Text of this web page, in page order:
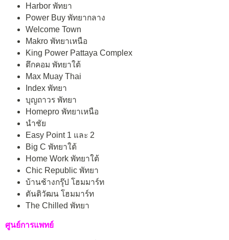
Harbor พัทยา
Power Buy พัทยากลาง
Welcome Town
Makro พัทยาเหนือ
King Power Pattaya Complex
ตึกคอม พัทยาใต้
Max Muay Thai
Index พัทยา
บุญถาวร พัทยา
Homepro พัทยาเหนือ
นำชัย
Easy Point 1 และ 2
Big C พัทยาใต้
Home Work พัทยาใต้
Chic Republic พัทยา
บ้านช้างกรุ๊ป โฮมมาร์ท
ตันติวัฒน โฮมมาร์ท
The Chilled พัทยา
ศูนย์การแพทย์